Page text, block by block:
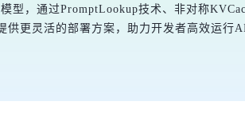
型，通过PromptLookup技术、非对称
更灵活的部署方案，助力开发者高效运行AI